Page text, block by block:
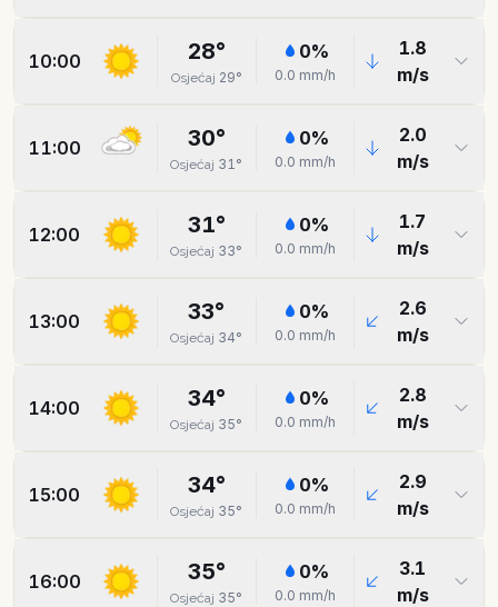
10:00 28°
Osjećaj 29°
0%
0.0 mm/h
1.8
m/s
11:00 30°
Osjećaj 31°
0%
0.0 mm/h
2.0
m/s
12:00 31°
Osjećaj 33°
0%
0.0 mm/h
1.7
m/s
13:00 33°
Osjećaj 34°
0%
0.0 mm/h
2.6
m/s
14:00 34°
Osjećaj 35°
0%
0.0 mm/h
2.8
m/s
15:00 34°
Osjećaj 35°
0%
0.0 mm/h
2.9
m/s
16:00 35°
Osjećaj 35°
0%
0.0 mm/h
3.1
m/s